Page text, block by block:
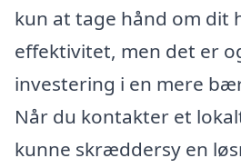
kun at tage hånd om dit
effektivitet, men det er
investering i en mere
Når du kontakter et
kunne skræddersy en